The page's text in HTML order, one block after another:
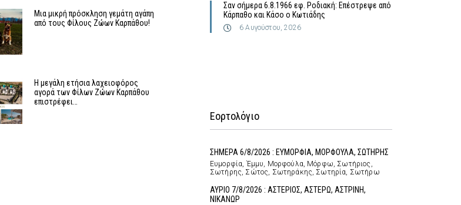
Μια μικρή πρόσκληση γεμάτη αγάπη
από τους Φίλους Ζώων Καρπάθου!
Η μεγάλη ετήσια λαχειοφόρος
αγορά των Φίλων Ζώων Καρπάθου
επιστρέφει…
Σαν σήμερα 6.8.1966 εφ. Ροδιακή: Επέστρεψε από
Κάρπαθο και Κάσο ο Κωτιάδης
6 Αυγούστου, 2026
Εορτολόγιο
ΣΗΜΕΡΑ 6/8/2026 : ΕΥΜΟΡΦΙΑ, ΜΟΡΦΟΥΛΑ, ΣΩΤΗΡΗΣ
Ευμορφία, Έμμυ, Μορφούλα, Μόρφω, Σωτήριος,
Σωτήρης, Σώτος, Σωτηράκης, Σωτηρία, Σωτήρω
ΑΥΡΙΟ 7/8/2026 : ΑΣΤΕΡΙΟΣ, ΑΣΤΕΡΩ, ΑΣΤΡΙΝΗ,
ΝΙΚΑΝΩΡ